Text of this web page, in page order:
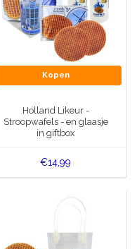
Kopen
Holland Likeur -
Stroopwafels - en glaasje
in giftbox
€14,99